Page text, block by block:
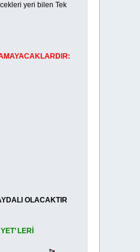
yeri bilen Tek
OLACAKTIR
LERİ